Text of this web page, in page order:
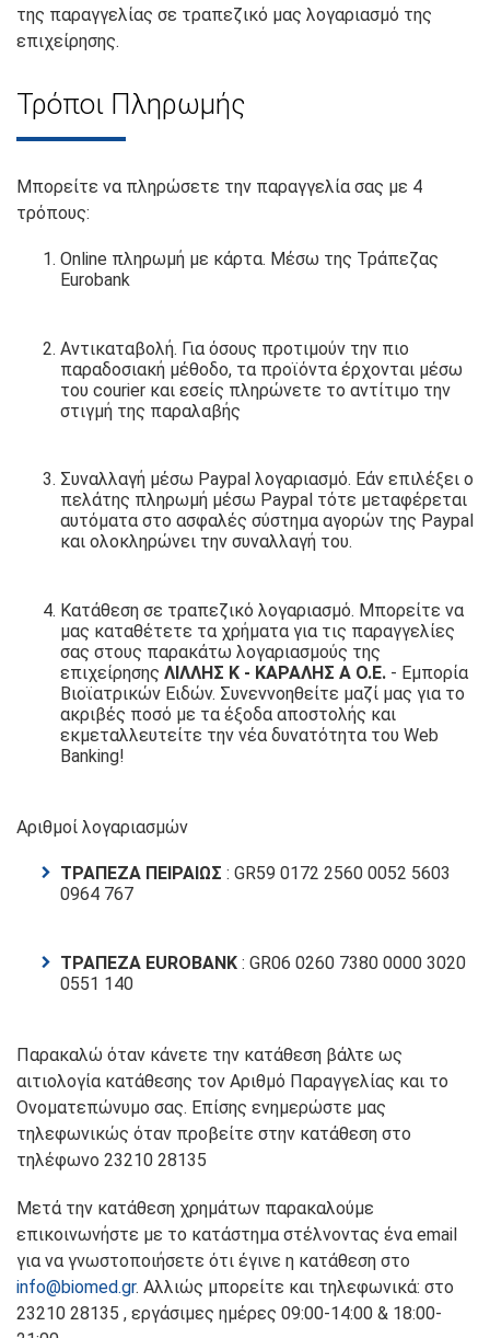
της παραγγελίας σε τραπεζικό μας λογαριασμό της
επιχείρησης.
Τρόποι Πληρωμής
Μπορείτε να πληρώσετε την παραγγελία σας με 4
τρόπους:
Online πληρωμή με κάρτα. Mέσω της Τράπεζας
Eurobank
Αντικαταβολή. Για όσους προτιμούν την πιο
παραδοσιακή μέθοδο, τα προϊόντα έρχονται μέσω
του courier και εσείς πληρώνετε το αντίτιμο την
στιγμή της παραλαβής
Συναλλαγή μέσω Paypal λογαριασμό. Εάν επιλέξει ο
πελάτης πληρωμή μέσω Paypal τότε μεταφέρεται
αυτόματα στο ασφαλές σύστημα αγορών της Paypal
και ολοκληρώνει την συναλλαγή του.
Κατάθεση σε τραπεζικό λογαριασμό. Μπορείτε να
μας καταθέτετε τα χρήματα για τις παραγγελίες
σας στους παρακάτω λογαριασμούς της
επιχείρησης ΛΙΛΛΗΣ Κ - ΚΑΡΑΛΗΣ Α Ο.Ε. - Εμπορία
Βιοϊατρικών Ειδών. Συνεννοηθείτε μαζί μας για το
ακριβές ποσό με τα έξοδα αποστολής και
εκμεταλλευτείτε την νέα δυνατότητα του Web
Banking!
Αριθμοί λογαριασμών
ΤΡΑΠΕΖΑ ΠΕΙΡΑΙΩΣ : GR59 0172 2560 0052 5603
0964 767
ΤΡΑΠΕΖΑ EUROBANK : GR06 0260 7380 0000 3020
0551 140
Παρακαλώ όταν κάνετε την κατάθεση βάλτε ως
αιτιολογία κατάθεσης τον Αριθμό Παραγγελίας και το
Ονοματεπώνυμο σας. Επίσης ενημερώστε μας
τηλεφωνικώς όταν προβείτε στην κατάθεση στο
τηλέφωνο 23210 28135
Μετά την κατάθεση χρημάτων παρακαλούμε
επικοινωνήστε με το κατάστημα στέλνοντας ένα email
για να γνωστοποιήσετε ότι έγινε η κατάθεση στο
info@biomed.gr. Αλλιώς μπορείτε και τηλεφωνικά: στο
23210 28135 , εργάσιμες ημέρες 09:00-14:00 & 18:00-